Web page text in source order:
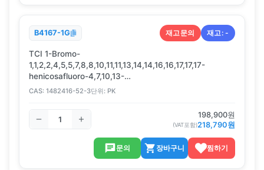
B4167-1G 재고문의 재고:-
TCI 1-Bromo-
1,1,2,2,4,5,5,7,8,8,10,11,11,13,14,14,16,16,17,17,17-
henicosafluoro-4,7,10,13-
tetrakis(trifluoromethyl)-3,6,9,12,15-
CAS: 1482416-52-3단위: PK
198,900원
(VAT포함)218,790원
문의 장바구니 찜하기